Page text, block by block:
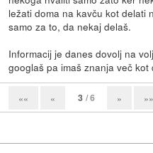
ležati doma na kavču kot delati
samo za to, da nekaj delaš.
Informacij je danes dovolj na
googlaš pa imaš znanja več
«« « 3 / 6 » »»